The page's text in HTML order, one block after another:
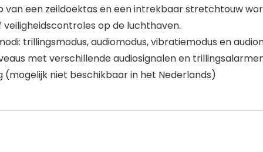
een zeildoektas en een intrekbaar stretchtouw
op de luchthaven.
trillingsmodus, audiomodus, vibratiemodus en
met verschillende audiosignalen en
(mogelijk niet beschikbaar in het Nederlands)